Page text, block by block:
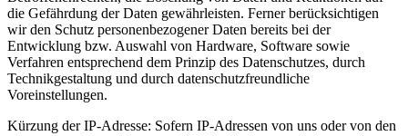
die Gefährdung der Daten gewährleisten. Ferner berücksichtigen
wir den Schutz personenbezogener Daten bereits bei der
Entwicklung bzw. Auswahl von Hardware, Software sowie
Verfahren entsprechend dem Prinzip des Datenschutzes, durch
Technikgestaltung und durch datenschutzfreundliche
Voreinstellungen.
Kürzung der IP-Adresse: Sofern IP-Adressen von uns oder von den